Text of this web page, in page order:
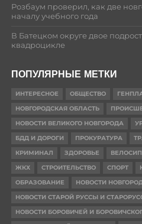
Розбаум проверил, как две
началу учебного года
В Батецком округе двое
квадроцикле
ПОПУЛЯРНЫЕ МЕТКИ
ИНТЕРЕСНОЕ ОБЩЕСТВО
НОВГОРОДСКАЯ ОБЛАСТЬ
НОВОСТИ ВЕЛИКОГО НОВГОРОДА
БДД И ДОРОГИ
ПРОКУРАТУРА
КРИМИНАЛ
ЗДОРОВЬЕ
ЖКХ
СТРОИТЕЛЬСТВО СПОРТ
ОБРАЗОВАНИЕ
НОВОСТИ
НОВОСТИ СТАРОЙ РУССЫ И
НОВОСТИ БОРОВИЧЕЙ И